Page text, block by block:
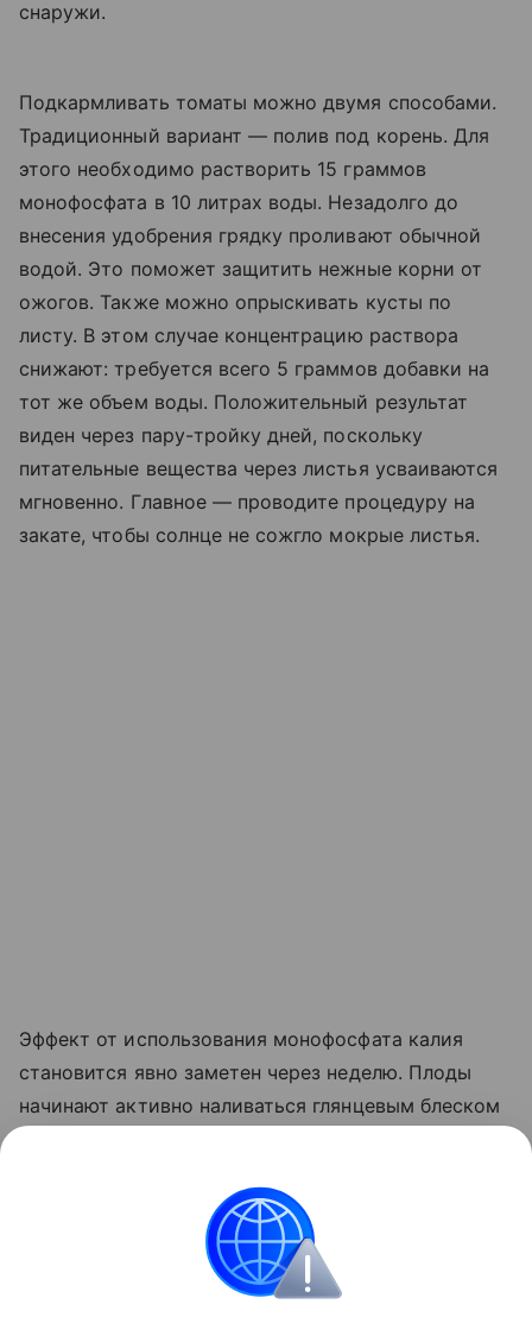
снаружи.
Подкармливать томаты можно двумя способами.
Традиционный вариант — полив под корень. Для
этого необходимо растворить 15 граммов
монофосфата в 10 литрах воды. Незадолго до
внесения удобрения грядку проливают обычной
водой. Это поможет защитить нежные корни от
ожогов. Также можно опрыскивать кусты по
листу. В этом случае концентрацию раствора
снижают: требуется всего 5 граммов добавки на
тот же объем воды. Положительный результат
виден через пару-тройку дней, поскольку
питательные вещества через листья усваиваются
мгновенно. Главное — проводите процедуру на
закате, чтобы солнце не сожгло мокрые листья.
Эффект от использования монофосфата калия
становится явно заметен через неделю. Плоды
начинают активно наливаться глянцевым блеском
свою силу на том, чтобы дать урожайю
возможность нормально вызреть.